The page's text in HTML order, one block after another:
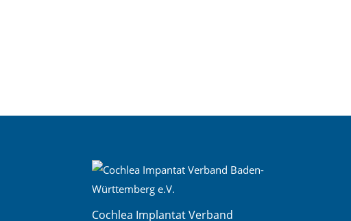
Cochlea Implantat Verband